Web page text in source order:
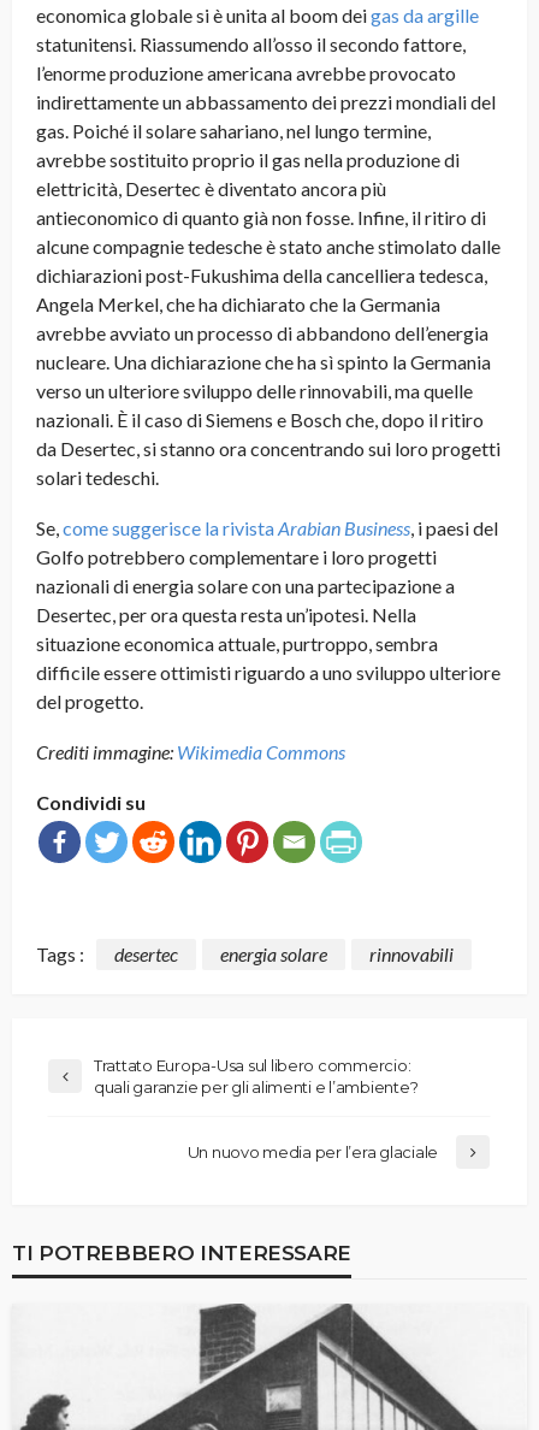
economica globale si è unita al boom deigas da argille
statunitensi. Riassumendo all’osso il secondo fattore,
l’enorme produzione americana avrebbe provocato
indirettamente un abbassamento dei prezzi mondiali del
gas. Poiché il solare sahariano, nel lungo termine,
avrebbe sostituito proprio il gas nella produzione di
elettricità, Desertec è diventato ancora più
antieconomico di quanto già non fosse. Infine, il ritiro di
alcune compagnie tedesche è stato anche stimolato dalle
dichiarazioni post-Fukushima della cancelliera tedesca,
Angela Merkel, che ha dichiarato che la Germania
avrebbe avviato un processo di abbandono dell’energia
nucleare. Una dichiarazione che ha sì spinto la Germania
verso un ulteriore sviluppo delle rinnovabili, ma quelle
nazionali. È il caso di Siemens e Bosch che, dopo il ritiro
da Desertec, si stanno ora concentrando sui loro progetti
solari tedeschi.
Se,come suggerisce la rivistaArabian Business, i paesi del
Golfo potrebbero complementare i loro progetti
nazionali di energia solare con una partecipazione a
Desertec, per ora questa resta un’ipotesi. Nella
situazione economica attuale, purtroppo, sembra
difficile essere ottimisti riguardo a uno sviluppo ulteriore
del progetto.
Crediti immagine: Wikimedia Commons
Condividi su
Tags : desertec energia solare rinnovabili
Trattato Europa-Usa sul libero commercio:
quali garanzie per gli alimenti e l’ambiente?
Un nuovo media per l’era glaciale
TI POTREBBERO INTERESSARE